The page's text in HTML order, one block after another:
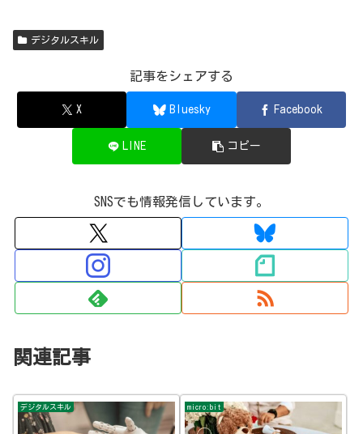
デジタルスキル
記事をシェアする
X Bluesky Facebook
LINE コピー
SNSでも情報発信しています。
関連記事
デジタルスキル micro:bit